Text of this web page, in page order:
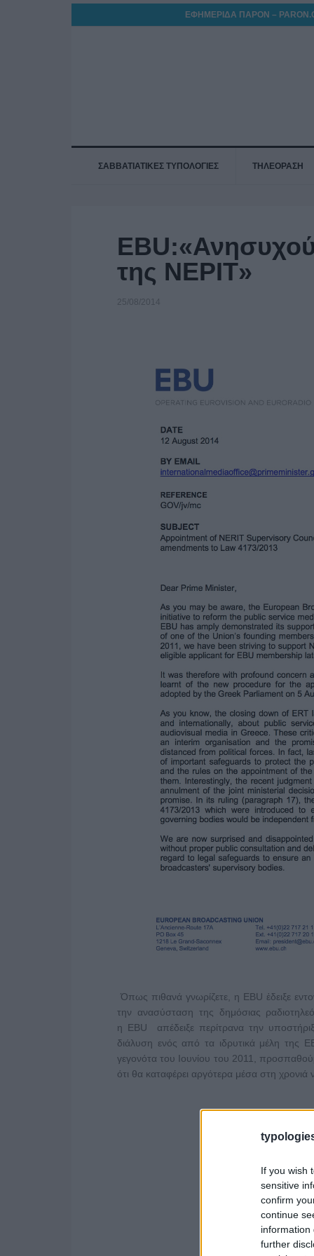
If you wish
sensitive
confirm
continue
information
further
ΕΦΗΜΕΡΙΔΑ ΠΑΡΟΝ –
ΣΑΒΒΑΤΙΑΤΙΚΕΣ ΤΥΠΟΛΟΓΙΕΣ ΤΗΛΕΟΡΑΣΗ
της ΝΕΡΙΤ»
25/08/2014
Όπως πιθανά γνωρίζετε, η EBU ἐδειξε
την ανασύσταση της δημόσιας
η EBU απέδειξε περίτρανα την
διάλυση ενός από τα ιδρυτικά μέλη της
γεγονότα του Ιουνίου του 2011,
ότι θα καταφέρει αργότερα μέσα στη χρονιά